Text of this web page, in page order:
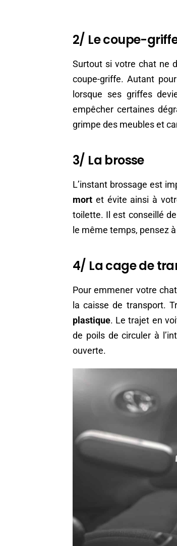
2/ Le coupe-
Surtout si votre chat ne
coupe-griffe. Autant
lorsque ses griffes
empêcher certaines
grimpe des meubles et
3/ La brosse
L’instant brossage est
mort et évite ainsi à
toilette. Il est conseillé
le même temps, pensez
4/ La cage de
Pour emmener votre
la caisse de transport.
plastique. Le trajet en
de poils de circuler à
ouverte.